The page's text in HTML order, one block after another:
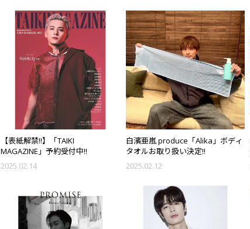
【表紙解禁!!】「TAIKI
MAGAZINE」予約受付中!!
2025.02.14
白濱亜嵐 produce「Alika」ボディ
タオルお取り扱い決定!!
2025.02.12